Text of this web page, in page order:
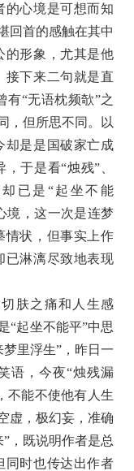
的心境是可想而知
回首的感触在其中
的形象，尤其是他
接下来二句就是直
有“无语枕频欹”之
，但所思不同。以
却是是国破家亡成
于是看“烛残”、
已是“起坐不能
境，这一次是连梦
情状，但事实上作
已淋漓尽致地表现
肤之痛和人生感
“起坐不能平”中思
里浮生”，昨日一
语，今夜“烛残漏
不能不使他有人生
虚，极幻妄，准确
，既说明作者是总
同时也传达出作者